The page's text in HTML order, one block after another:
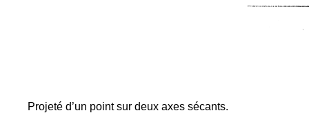
Projeté d’un point sur deux axes sécants.